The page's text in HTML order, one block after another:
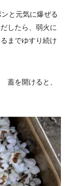
と元気に爆ぜる
したら、弱火に
までゆすり続け
蓋を開けると、